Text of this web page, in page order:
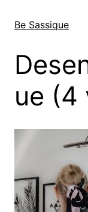
Be Sassique
ue (4